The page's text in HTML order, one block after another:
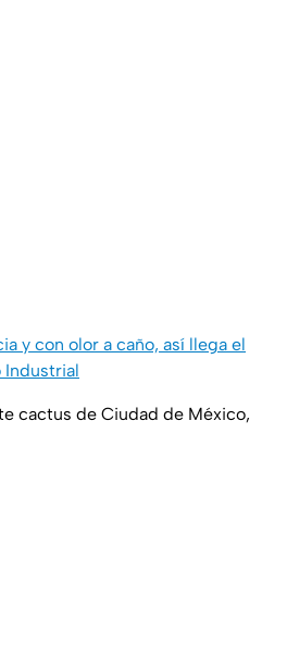
y con olor a caño, así llega el
Industrial
cactus de Ciudad de México,